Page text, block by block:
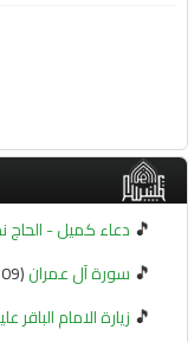
🎵 دعاء كميل - الحاج
🎵 سورة آل عمران(10,109 👁️)
🎵 زيارة الامام الباقر